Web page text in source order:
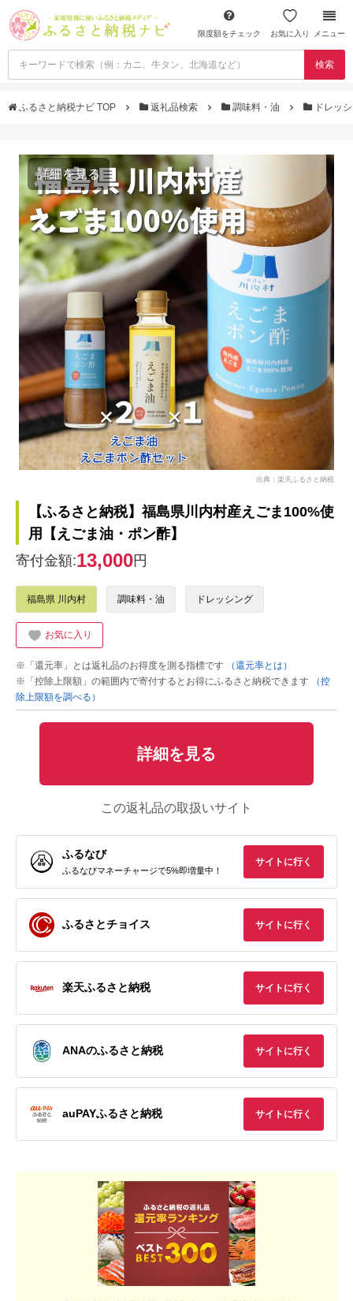
限度額をチェック お気に入り メニュー
検索
ふるさと納税ナビ TOP 返礼品検索 調味料・油 ドレッ
詳細を見る
出典：楽天ふるさと納税
【ふるさと納税】福島県川内村産えごま100%使
用【えごま油・ポン酢】
寄付金額:13,000円
福島県 川内村 調味料・油 ドレッシング
お気に入り
※「還元率」とは返礼品のお得度を測る指標です
（還元率とは）
※「控除上限額」の範囲内で寄付するとお得にふるさと納税できます
（控
除上限額を調べる）
詳細を見る
この返礼品の取扱いサイト
ふるなび
ふるなびマネーチャージで5%即増量中！
サイトに行く
ふるさとチョイス サイトに行く
楽天ふるさと納税 サイトに行く
ANAのふるさと納税 サイトに行く
auPAYふるさと納税 サイトに行く